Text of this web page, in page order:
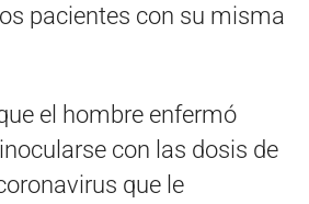
pacientes con su misma
el hombre enfermó
con las dosis de
que le